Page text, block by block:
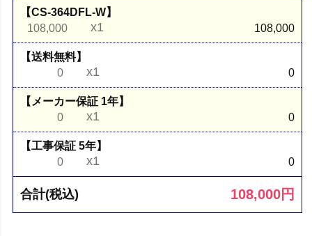
【CS-364DFL-W】
108,000
x1 108,000
【送料無料】
0
x1 0
【メーカー保証 1年】
0
x1 0
【工事保証 5年】
0
x1 0
合計(税込) 108,000円